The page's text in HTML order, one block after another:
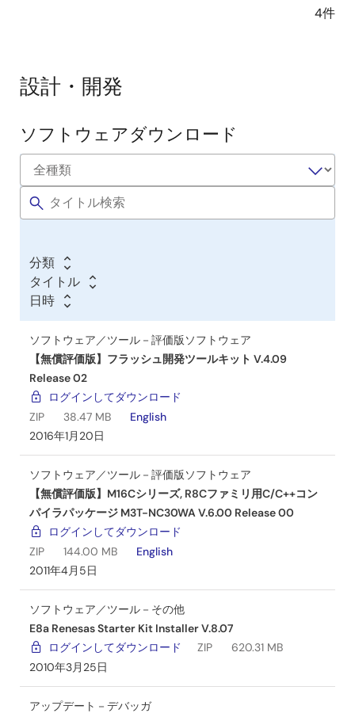
4件
設計・開発
ソ
フ
ト
ウ
ア
／
ツ
ー
ル
ソフトウェアダウンロード
分類
タイトル
日時
ソフトウェア／ツール－評価版ソフトウェア
【無償評価版】フラッシュ開発ツールキット V.4.09
Release 02
ログインしてダウンロード
ZIP
38.47 MB
English
2016年1月20日
ソフトウェア／ツール－評価版ソフトウェア
【無償評価版】M16Cシリーズ, R8Cファミリ用C/C++コン
パイラパッケージ M3T-NC30WA V.6.00 Release 00
ログインしてダウンロード
ZIP
144.00 MB
English
2011年4月5日
ソフトウェア／ツール－その他
E8a Renesas Starter Kit Installer V.8.07
ログインしてダウンロード
ZIP
620.31 MB
2010年3月25日
アップデート－デバッガ